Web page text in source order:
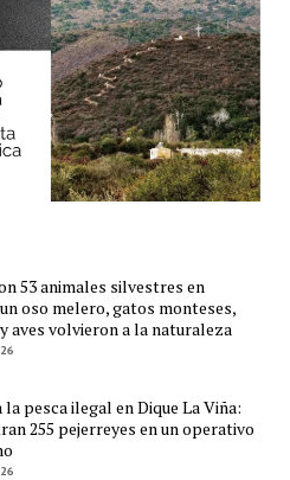
53 animales silvestres en
oso melero, gatos monteses,
aves volvieron a la naturaleza
la pesca ilegal en Dique La Viña:
255 pejerreyes en un operativo